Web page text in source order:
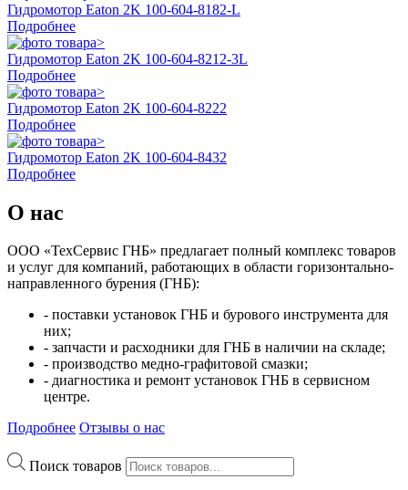
Гидромотор Eaton 2K 100-604-8182-L
Подробнее
Гидромотор Eaton 2K 100-604-8212-3L
Подробнее
Гидромотор Eaton 2K 100-604-8222
Подробнее
Гидромотор Eaton 2K 100-604-8432
Подробнее
О нас
ООО «ТехСервис ГНБ» предлагает полный комплекс товаров
и услуг для компаний, работающих в области горизонтально-
направленного бурения (ГНБ):
- поставки установок ГНБ и бурового инструмента для
них;
- запчасти и расходники для ГНБ в наличии на складе;
- производство медно-графитовой смазки;
- диагностика и ремонт установок ГНБ в сервисном
центре.
Подробнее Отзывы о нас
Поиск товаров